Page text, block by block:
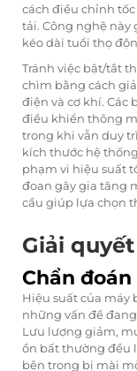
cách điều chỉnh tốc
tải. Công nghệ
kéo dài tuổi thọ
Tránh việc bật/tắt
chìm bằng cách
điện và cơ khí. Các
điều khiển thông
trong khi vẫn duy
kích thước hệ
phạm vi hiệu suất
đoan gây gia tăng
cầu giúp lựa chọn
Giải
Chẩn
Hiệu suất của máy
những vấn đề
Lưu lượng giảm,
ồn bất thường đều
bên trong bị mài